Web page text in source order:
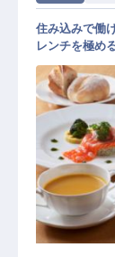
調理スタ
住み込みで働
レンチを極め